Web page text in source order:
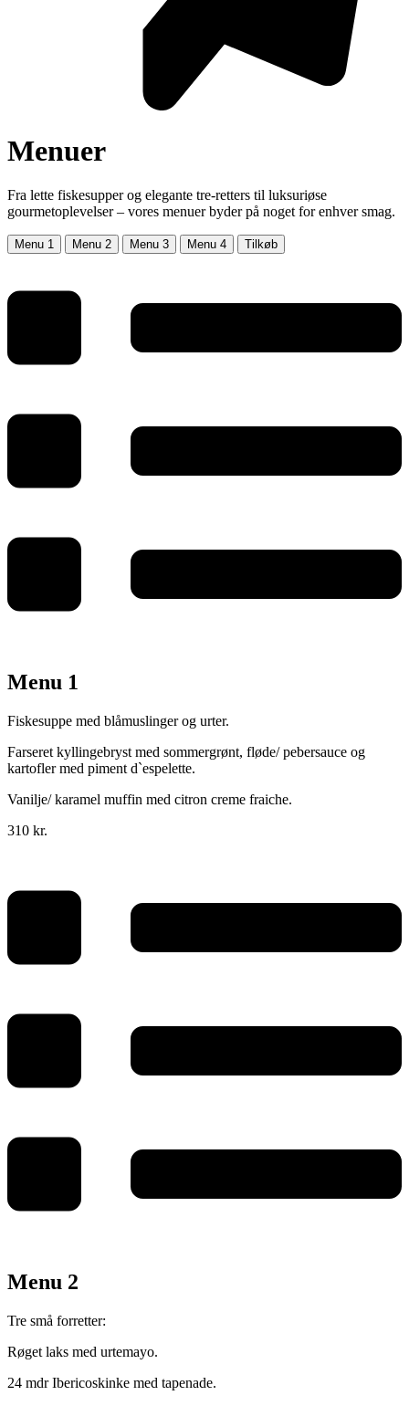
Menuer
Fra lette fiskesupper og elegante tre-retters til luksuriøse
gourmetoplevelser – vores menuer byder på noget for enhver smag.
Menu 1 Menu 2 Menu 3 Menu 4 Tilkøb
Menu 1
Fiskesuppe med blåmuslinger og urter.
Farseret kyllingebryst med sommergrønt, fløde/ pebersauce og
kartofler med piment d`espelette.
Vanilje/ karamel muffin med citron creme fraiche.
310 kr.
Menu 2
Tre små forretter:
Røget laks med urtemayo.
24 mdr Ibericoskinke med tapenade.